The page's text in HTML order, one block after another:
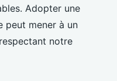
Adopter une
peut mener à un
notre